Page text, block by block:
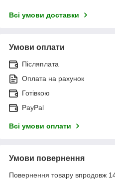
Всі умови доставки
Умови оплати
Післяплата
Оплата на рахунок
Готівкою
PayPal
Всі умови оплати
Умови повернення
Повернення товару впродовж